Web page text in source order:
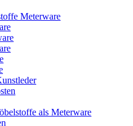
Meterware
als Meterware